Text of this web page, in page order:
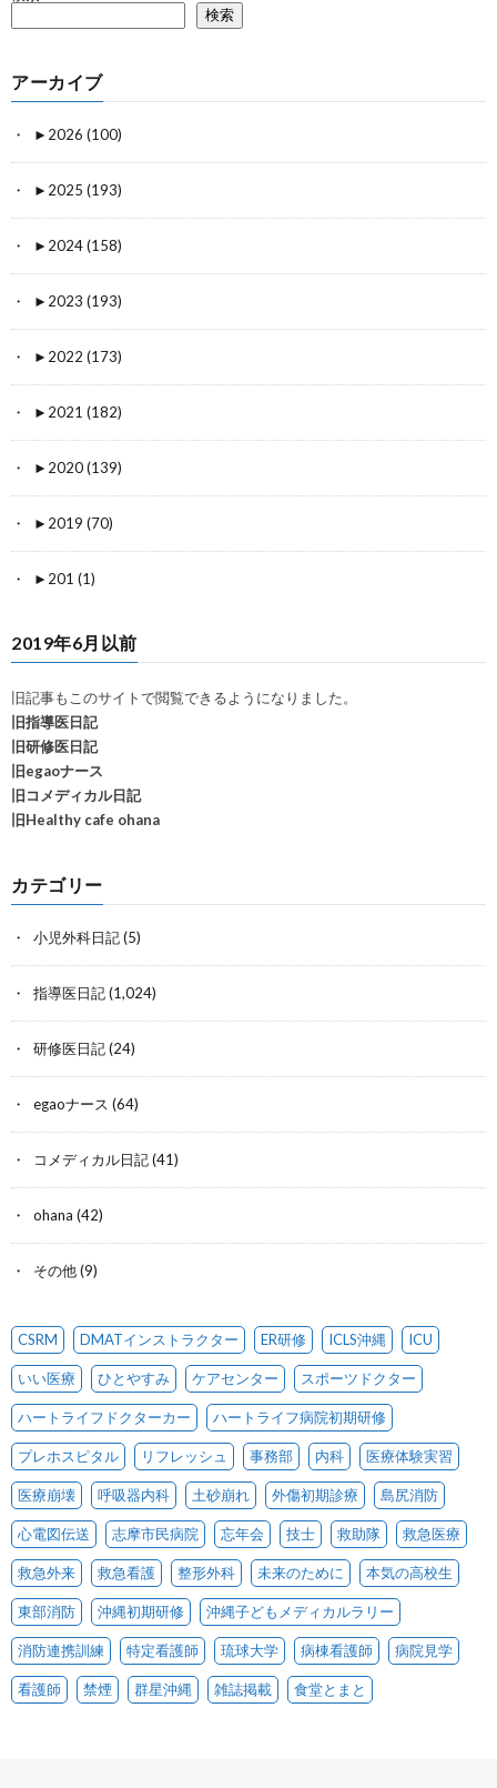
検索
アーカイブ
► 2026 (100)
► 2025 (193)
► 2024 (158)
► 2023 (193)
► 2022 (173)
► 2021 (182)
► 2020 (139)
► 2019 (70)
► 201 (1)
2019年6月以前
旧記事もこのサイトで閲覧できるようになりました。
旧指導医日記
旧研修医日記
旧egaoナース
旧コメディカル日記
旧Healthy cafe ohana
カテゴリー
小児外科日記(5)
指導医日記(1,024)
研修医日記(24)
egaoナース (64)
コメディカル日記(41)
ohana (42)
その他(9)
CSRM DMATインストラクター ER研修 ICLS沖縄 ICU
いい医療 ひとやすみ ケアセンター スポーツドクター
ハートライフドクターカー ハートライフ病院初期研修
プレホスピタル リフレッシュ 事務部 内科 医療体験実習
医療崩壊 呼吸器内科 土砂崩れ 外傷初期診療 島尻消防
心電図伝送 志摩市民病院 忘年会 技士 救助隊 救急医療
救急外来 救急看護 整形外科 未来のために 本気の高校生
東部消防 沖縄初期研修 沖縄子どもメディカルラリー
消防連携訓練 特定看護師 琉球大学 病棟看護師 病院見学
看護師 禁煙 群星沖縄 雑誌掲載 食堂とまと